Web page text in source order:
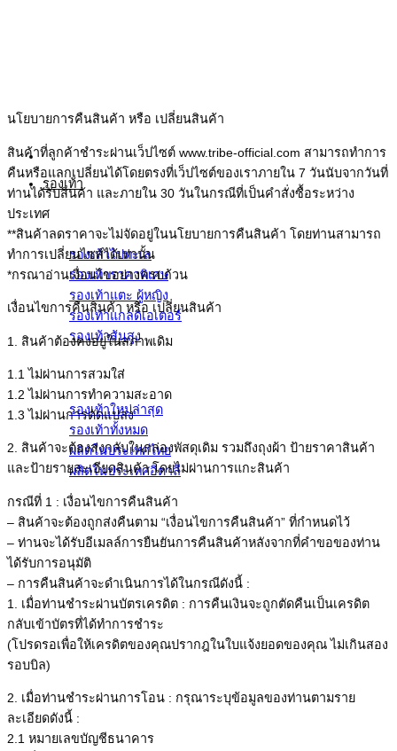
รองเท้า
รองเท้าไปทะเล
รองเท้าราคาพิเศษ
รองเท้าแตะ ผู้หญิง
รองเท้าแกลดิเอเตอร์
รองเท้าส้นสูง
รองเท้าใหม่ล่าสุด
รองเท้าทั้งหมด
ผลิตในประเทศไทย
ผลิตในประเทศอิตาลี
นโยบายการคืนสินค้า หรือ เปลี่ยนสินค้า
สินค้าที่ลูกค้าชำระผ่านเว็ปไซต์ www.tribe-official.com สามารถทำการ
คืนหรือแลกเปลี่ยนได้โดยตรงที่เว็ปไซต์ของเราภายใน 7 วันนับจากวันที่
ท่านได้รับสินค้า และภายใน 30 วันในกรณีที่เป็นคำสั่งซื้อระหว่าง
ประเทศ
**สินค้าลดราคาจะไม่จัดอยู่ในนโยบายการคืนสินค้า โดยท่านสามารถ
ทำการเปลี่ยนไซส์ได้เท่านั้น
*กรณาอ่านเงื่อนไขอย่างครบถ้วน
เงื่อนไขการคืนสินค้า หรือ เปลี่ยนสินค้า
1. สินค้าต้องคงอยู่ในสภาพเดิม
1.1 ไม่ผ่านการสวมใส่
1.2 ไม่ผ่านการทำความสะอาด
1.3 ไม่ผ่านการดัดแปลง
2. สินค้าจะต้องส่งกลับในกล่องพัสดุเดิม รวมถึงถุงผ้า ป้ายราคาสินค้า
และป้ายรายละเอียดสินค้า โดยไม่ผ่านการแกะสินค้า
กรณีที่ 1 : เงื่อนไขการคืนสินค้า
– สินค้าจะต้องถูกส่งคืนตาม “เงื่อนไขการคืนสินค้า” ที่กำหนดไว้
– ท่านจะได้รับอีเมลล์การยืนยันการคืนสินค้าหลังจากที่คำขอของท่าน
ได้รับการอนุมัติ
– การคืนสินค้าจะดำเนินการได้ในกรณีดังนี้ :
1. เมื่อท่านชำระผ่านบัตรเครดิต : การคืนเงินจะถูกตัดคืนเป็นเครดิต
กลับเข้าบัตรที่ได้ทำการชำระ
(โปรดรอเพื่อให้เครดิตของคุณปรากฎในใบแจ้งยอดของคุณ ไม่เกินสอง
รอบบิล)
2. เมื่อท่านชำระผ่านการโอน : กรุณาระบุข้อมูลของท่านตามราย
ละเอียดดังนี้ :
2.1 หมายเลขบัญชีธนาคาร